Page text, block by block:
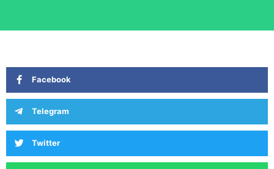
Facebook
Telegram
Twitter